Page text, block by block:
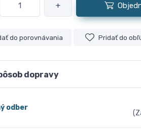
+
do porovnávania Pridať do
dopravy
odber